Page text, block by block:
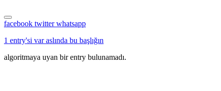
facebook twitterwhatsapp
1 entry'si var aslında bu başlığın
algoritmaya uyan bir entry bulunamadı.